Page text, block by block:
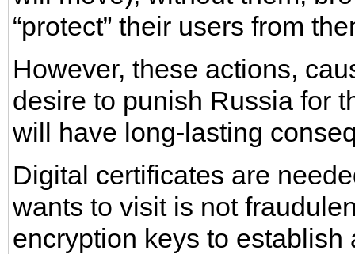
“protect” their users from
However, these actions,
desire to punish Russia for
will have long-lasting
Digital certificates are
wants to visit is not
encryption keys to